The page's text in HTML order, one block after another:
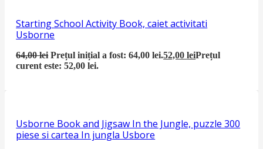
Starting School Activity Book, caiet activitati
Usborne
64,00lei Prețul inițial a fost: 64,00 lei.52,00leiPrețul
curent este: 52,00 lei.
Usborne Book and Jigsaw In the Jungle, puzzle 300
piese si cartea In jungla Usbore